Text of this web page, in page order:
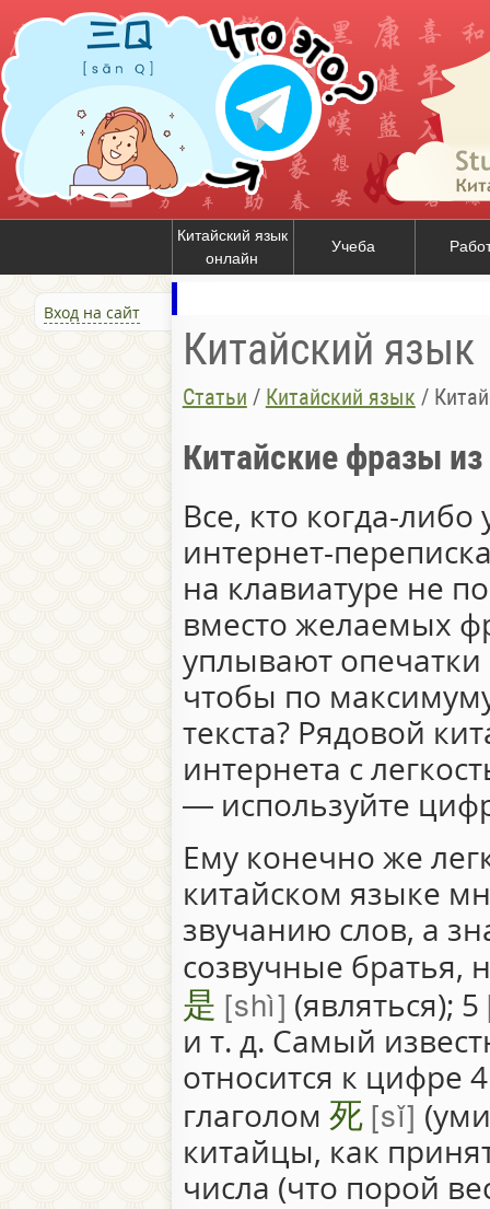
Китайский язык
онлайн
Учеба
Вход на сайт
Китайский язык
Статьи / Китайский язык /
Китайские фразы из
Все, кто когда-
интернет-
на клавиатуре не
вместо желаемых
уплывают опечатки
чтобы по
текста? Рядовой
интернета с
— используйте
Ему конечно же
китайском языке
звучанию слов, а
созвучные братья,
是 shì (являться); 5
и т. д. Самый
относится к цифре
глаголом 死 sǐ
китайцы, как
числа (что порой